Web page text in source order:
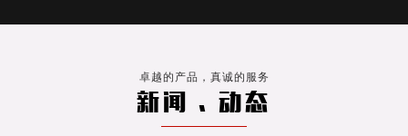
卓越的产品，真诚的服务
新闻 . 动态